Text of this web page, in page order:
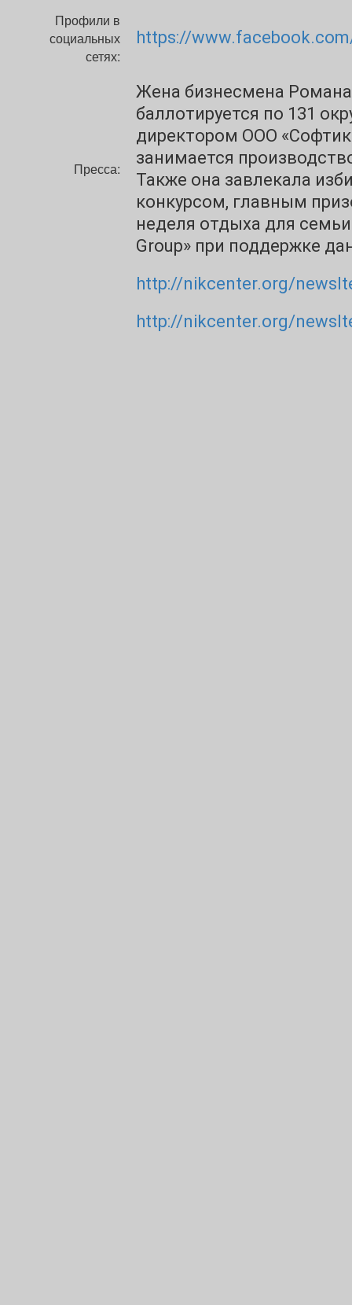
Профили в
социальных
сетях:
https://
Пресса:
Жена бизнесмена
баллотируется по 131
директором ООО «Софтик
занимается
Также она завлекала
конкурсом, главным
неделя отдыха для
Group» при поддержке
http://nikcenter.org/
http://nikcenter.org/